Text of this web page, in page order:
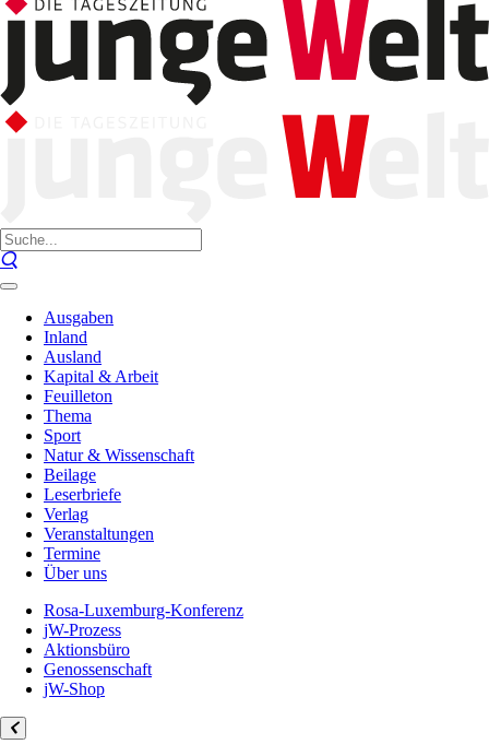
Ausgaben
Inland
Ausland
Kapital & Arbeit
Feuilleton
Thema
Sport
Natur & Wissenschaft
Beilage
Leserbriefe
Verlag
Veranstaltungen
Termine
Über uns
Rosa-Luxemburg-Konferenz
jW-Prozess
Aktionsbüro
Genossenschaft
jW-Shop